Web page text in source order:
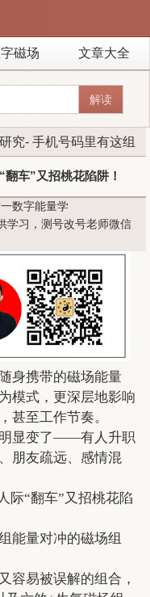
磁场 文章大全
究- 手机号码里有这组
！车”又招桃花陷阱！
数字能量学
学习，测号改号老师微信
身携带的磁场能量
模式，更深层地影响
甚至工作节奏。
明显变了——有人升职
朋友疏远、感情混
能量对冲的磁场组
容易被误解的组合，